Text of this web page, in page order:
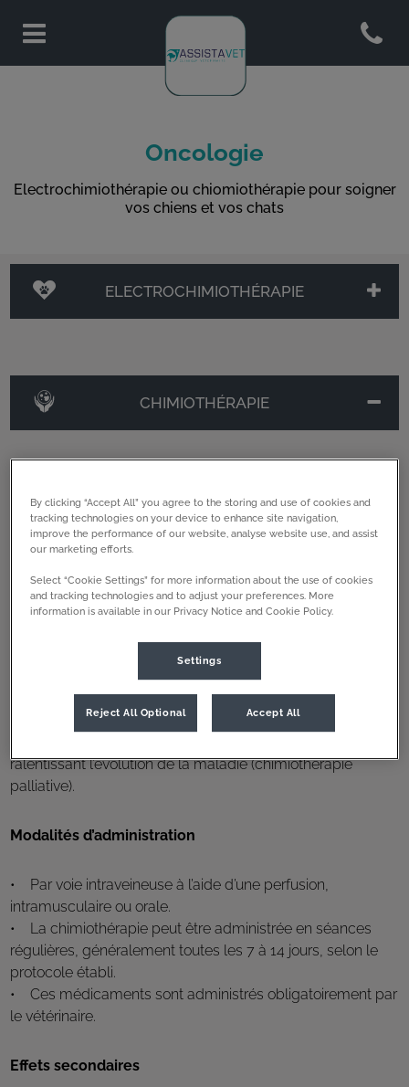
Page d'accueil de Assistavet
Open
Oncologie
Electrochimiothérapie ou chiomiothérapie pour soigner
vos chiens et vos chats
ELECTROCHIMIOTHÉRAPIE
CHIMIOTHÉRAPIE
Assistavet a une expérience de plusieurs années dans les
traitements anticancéreux par chimiothérapie. La
chimiothérapie vétérinaire désigne les traitements
des médicaments anticancéreux pour détruire ou ralentir la
croissance des cellules tumorales. Elle intervient en
Les objectifs de la chimiothérapie sont soit de tenter de
guérir complètement l’animal (chimiothérapie curative) ; soit
ralentissant l’évolution de la maladie (chimiothérapie
palliative).
Modalités d’administration
• Par voie intraveineuse à l’aide d’une perfusion,
intramusculaire ou orale.
• La chimiothérapie peut être administrée en séances
régulières, généralement toutes les 7 à 14 jours, selon le
protocole établi.
• Ces médicaments sont administrés obligatoirement par
le vétérinaire.
Effets secondaires
By clicking “Accept All” you agree to the storing and use of cookies and
tracking technologies on your device to enhance site navigation,
improve the performance of our website, analyse website use, and assist
our marketing efforts.
Select “Cookie Settings” for more information about the use of cookies
and tracking technologies and to adjust your preferences. More
information is available in our Privacy Notice and Cookie Policy.
Settings
Reject All Optional Accept All